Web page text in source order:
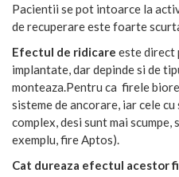
Pacientii se pot intoarce la
de recuperare este foarte
Efectul de ridicare este direct
implantate, dar depinde si de
monteaza.Pentru ca firele
sisteme de ancorare, iar cele
complex, desi sunt mai scumpe,
exemplu, fire Aptos).
Cat dureaza efectul acestor